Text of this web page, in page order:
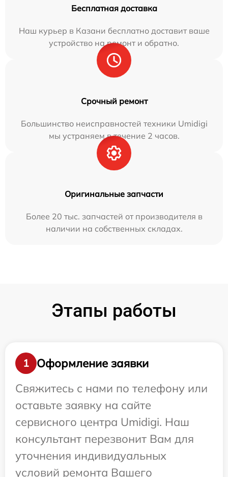
Бесплатная доставка
Наш курьер в Казани бесплатно доставит ваше
устройство на ремонт и обратно.
Срочный ремонт
Большинство неисправностей техники Umidigi
мы устраняем в течение 2 часов.
Оригинальные запчасти
Более 20 тыс. запчастей от производителя в
наличии на собственных складах.
Этапы работы
1
Оформление заявки
Свяжитесь с нами по телефону или
оставьте заявку на сайте
сервисного центра Umidigi. Наш
консультант перезвонит Вам для
уточнения индивидуальных
условий ремонта Вашего